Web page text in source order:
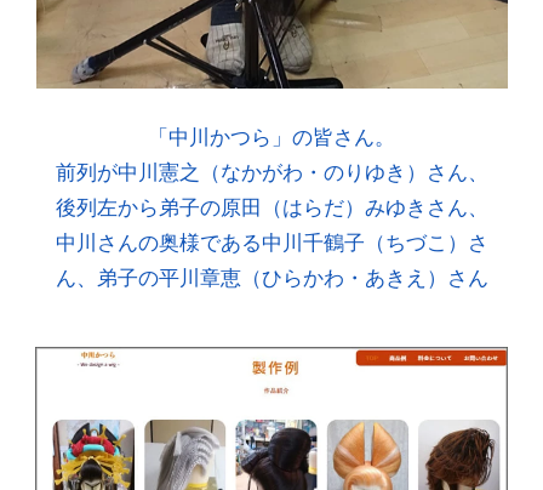
「中川かつら」の皆さん。
前列が中川憲之（なかがわ・のりゆき）さん、
後列左から弟子の原田（はらだ）みゆきさん、
中川さんの奥様である中川千鶴子（ちづこ）さ
ん、弟子の平川章恵（ひらかわ・あきえ）さん